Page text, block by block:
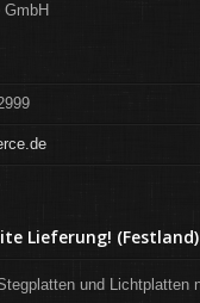
Lieferung! (Festland)
und Lichtplatten